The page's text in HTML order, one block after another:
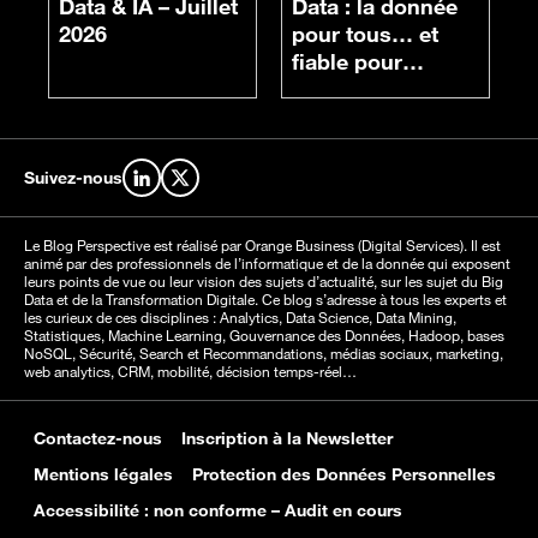
Data & IA – Juillet
2026
Data : la donnée
pour tous… et
fiable pour
Suivez-nous Retrouvez-nous sur LinkedIn
Retrouvez-nous sur X
Le Blog Perspective est réalisé par Orange Business (Digital Services). Il est
animé par des professionnels de l’informatique et de la donnée qui exposent
leurs points de vue ou leur vision des sujets d’actualité, sur les sujet du Big
Data et de la Transformation Digitale. Ce blog s’adresse à tous les experts et
les curieux de ces disciplines : Analytics, Data Science, Data Mining,
Statistiques, Machine Learning, Gouvernance des Données, Hadoop, bases
NoSQL, Sécurité, Search et Recommandations, médias sociaux, marketing,
web analytics, CRM, mobilité, décision temps-réel…
Contactez-nous
Inscription à la Newsletter
Mentions légales
Protection des Données Personnelles
Accessibilité : non conforme – Audit en cours